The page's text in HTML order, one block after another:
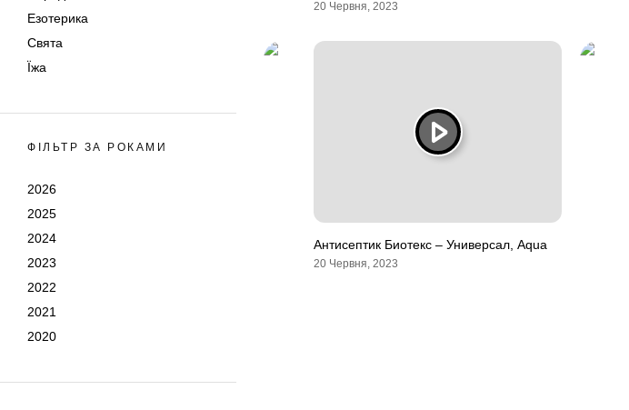
Езотерика
Свята
Їжа
ФІЛЬТР ЗА РОКАМИ
2026
2025
2024
2023
2022
2021
2020
20 Червня, 2023
Антисептик Биотекс – Универсал, Aqua
20 Червня, 2023